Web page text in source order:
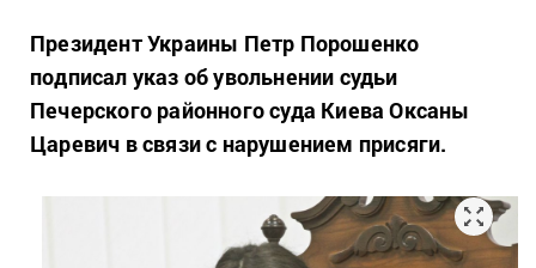
Президент Украины Петр Порошенко
подписал указ об увольнении судьи
Печерского районного суда Киева Оксаны
Царевич в связи с нарушением присяги.